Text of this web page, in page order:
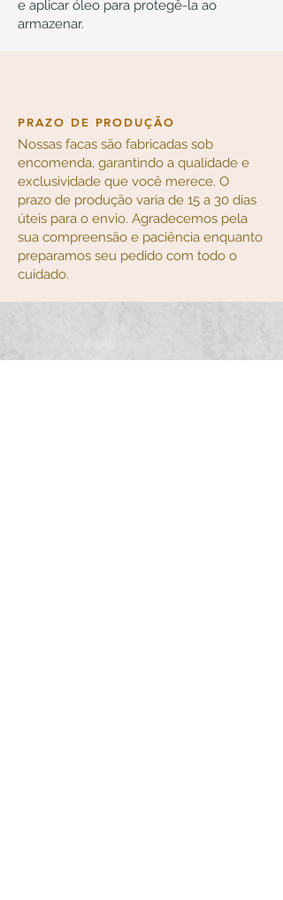
e aplicar óleo para protegê-la ao
armazenar.
PRAZO DE PRODUÇÃO
Nossas facas são fabricadas sob
encomenda, garantindo a qualidade e
exclusividade que você merece. O
prazo de produção varia de 15 a 30 dias
úteis para o envio. Agradecemos pela
sua compreensão e paciência enquanto
preparamos seu pedido com todo o
cuidado.